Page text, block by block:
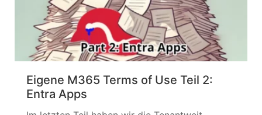
Eigene M365 Terms of Use Teil 2:
Entra Apps